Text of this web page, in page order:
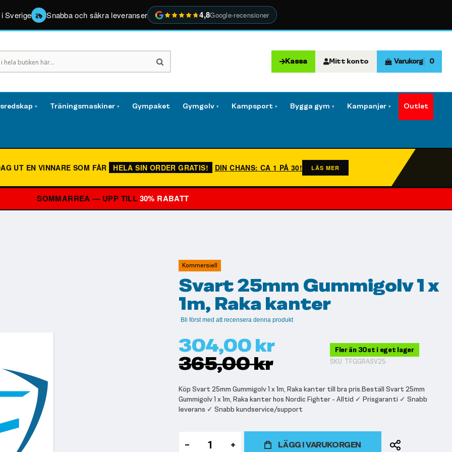
Sverige Snabba och säkra leveranser 4,8Google-recensioner
Kassa Mitt konto Varukorg 0
▾ Träningsmaskiner ▾ Gympaket Gymgolv ▾ Kampsport ▾ Bygga gym ▾ Kampanjer ▾ Outlet
UT EN VINNARE SOM FÅR HELA SIN ORDER GRATIS! DIN CHANS: CA 1 PÅ 30! LÄS MER
SOMMARREA — UPP TILL 30% RABATT
Kommersiell
Svart 25mm Gummigolv 1 x
1m, Raka kanter
Bli först med att recensera denna produkt
304,00 kr
365,00 kr
Fler än 30st i eget lager
SKU TFGGRASV25
Köp Svart 25mm Gummigolv 1 x 1m, Raka kanter till bra pris.Beställ Svart 25mm
Gummigolv 1 x 1m, Raka kanter hos Nordic Fighter - Alltid ✓ Prisgaranti ✓ Snabb
leverans ✓ Snabb kundservice/support
LÄGG I VARUKORGEN